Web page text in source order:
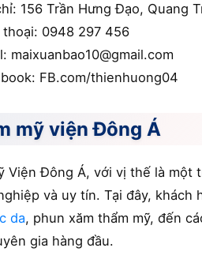
156 Trần Hưng Đạo, Quang
0948 297 456
maixuanbao10@gmail.com
FB.com/thienhuong04
mỹ viện Đông Á
Viện Đông Á, với vị thế là một
và uy tín. Tại đây,
da, phun xăm thẩm mỹ, đến
gia hàng đầu.